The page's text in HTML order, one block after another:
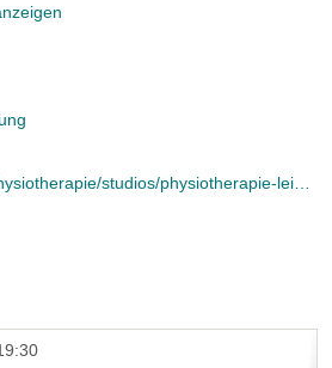
studios/physiotherapie-leipzig